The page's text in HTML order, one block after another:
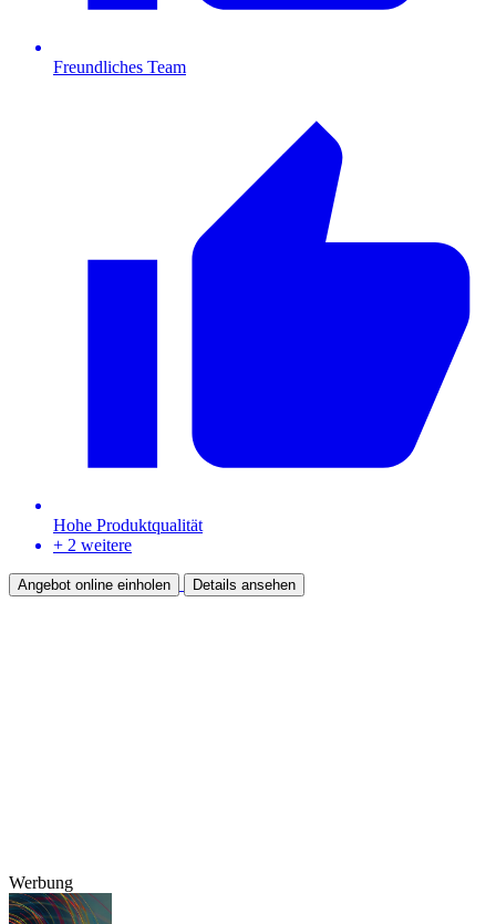
Freundliches Team
Hohe Produktqualität
+ 2 weitere
Angebot online einholen Details ansehen
Werbung